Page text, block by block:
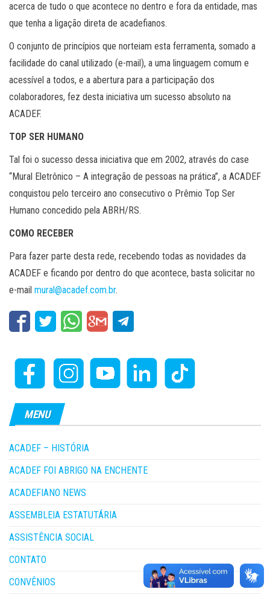
acerca de tudo o que acontece no dentro e fora da entidade, mas
que tenha a ligação direta de acadefianos.
O conjunto de princípios que norteiam esta ferramenta, somado a
facilidade do canal utilizado (e-mail), a uma linguagem comum e
acessível a todos, e a abertura para a participação dos
colaboradores, fez desta iniciativa um sucesso absoluto na
ACADEF.
TOP SER HUMANO
Tal foi o sucesso dessa iniciativa que em 2002, através do case
“Mural Eletrônico – A integração de pessoas na prática”, a ACADEF
conquistou pelo terceiro ano consecutivo o Prêmio Top Ser
Humano concedido pela ABRH/RS.
COMO RECEBER
Para fazer parte desta rede, recebendo todas as novidades da
ACADEF e ficando por dentro do que acontece, basta solicitar no
e-mail mural@acadef.com.br.
MENU
ACADEF – HISTÓRIA
ACADEF FOI ABRIGO NA ENCHENTE
ACADEFIANO NEWS
ASSEMBLEIA ESTATUTÁRIA
ASSISTÊNCIA SOCIAL
CONTATO
CONVÊNIOS